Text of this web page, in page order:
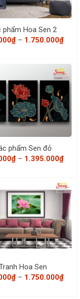
phẩm Hoa Sen 2
₫ – 1.750.000₫
giá:
đến
phẩm Sen đỏ
₫ – 1.395.000₫
giá:
đến
Hoa Sen
₫ – 1.750.000₫
giá: